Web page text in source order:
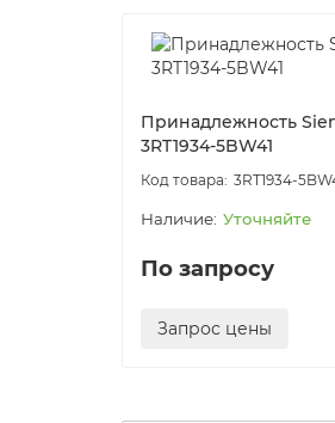
Принадлежность
3RT1934-5BW41
3RT1934-
Уточняйте
По запросу
Запрос цены